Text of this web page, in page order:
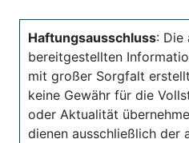
Haftungsausschluss: Die
bereitgestellten
mit großer Sorgfalt
keine Gewähr für die
oder Aktualität
dienen ausschließlich der